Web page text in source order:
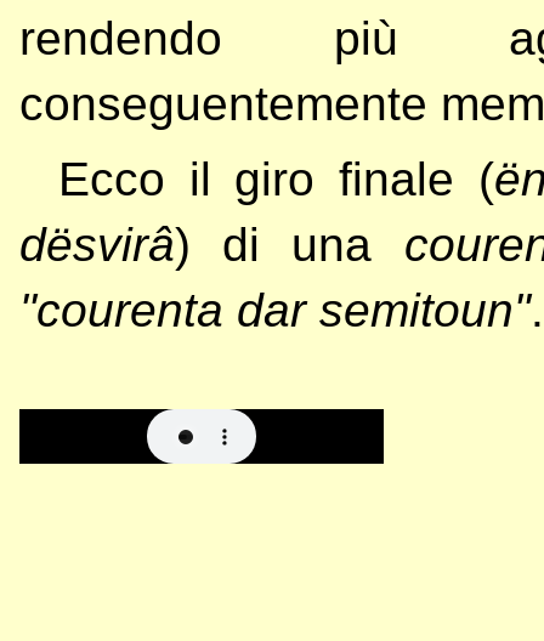
rendendo più
conseguentemente
Ecco il giro finale (
dësvirâ) di una
"courenta dar semitoun".